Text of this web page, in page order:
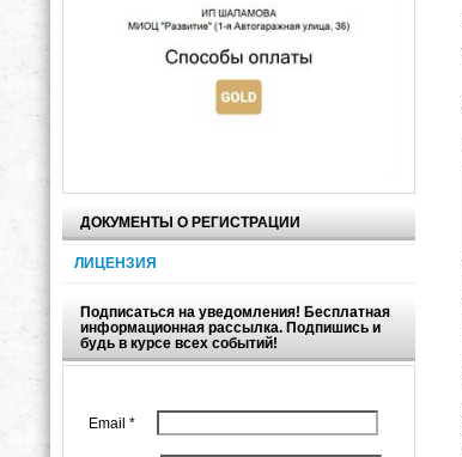
ДОКУМЕНТЫ О РЕГИСТРАЦИИ
ЛИЦЕНЗИЯ
Подписаться на уведомления! Бесплатная
информационная рассылка. Подпишись и
будь в курсе всех событий!
Email *